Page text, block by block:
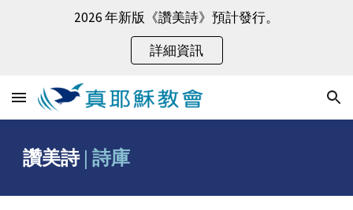
Skip to navigation
2026 年新版《讚美詩》預計發行。
詳細資訊
讚美詩|詩庫